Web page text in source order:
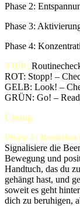
Phase 2:
Phase 3:
Phase 4:
TIPP:
ROT: Stopp! –
GELB: Look! –
GRÜN: Go! –
Übung
Phase 1:
Signalisiere die
Bewegung und
Handtuch, das du
gehängt hast, und
soweit es geht
dich zu beruhigen,